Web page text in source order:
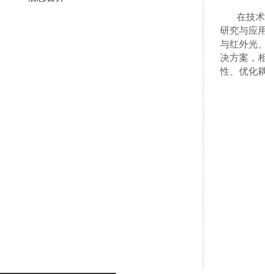
在技
研究与应
与红外光
决方案，
性、优化